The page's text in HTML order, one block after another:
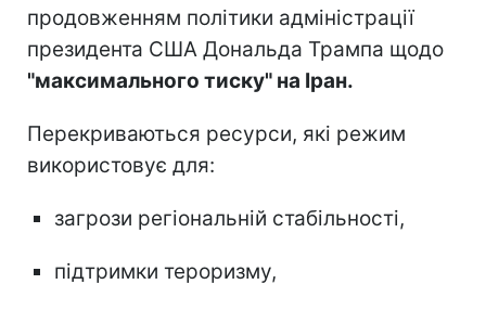
продовженням політики адміністрації
президента США Дональда Трампа щодо
"максимального тиску" на Іран.
Перекриваються ресурси, які режим
використовує для:
загрози регіональній стабільності,
підтримки тероризму,